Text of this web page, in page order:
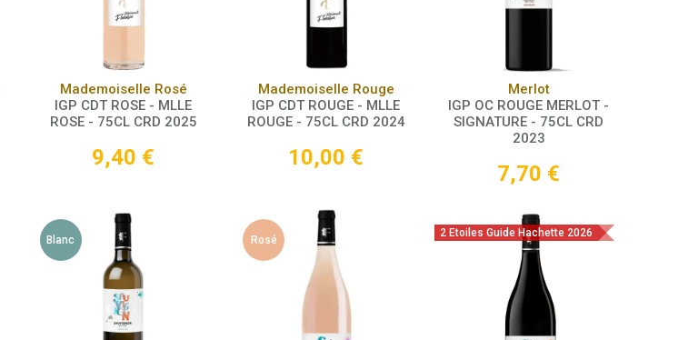
Panier
Mademoiselle Rosé
IGP CDT ROSE - MLLE
ROSE - 75CL CRD 2025
9,40 €
Panier
Mademoiselle Rouge
IGP CDT ROUGE - MLLE
ROUGE - 75CL CRD 2024
10,00 €
Panier
Merlot
IGP OC ROUGE MERLOT -
SIGNATURE - 75CL CRD
2023
7,70 €
Blanc Rosé
2 Etoiles Guide Hachette 2026